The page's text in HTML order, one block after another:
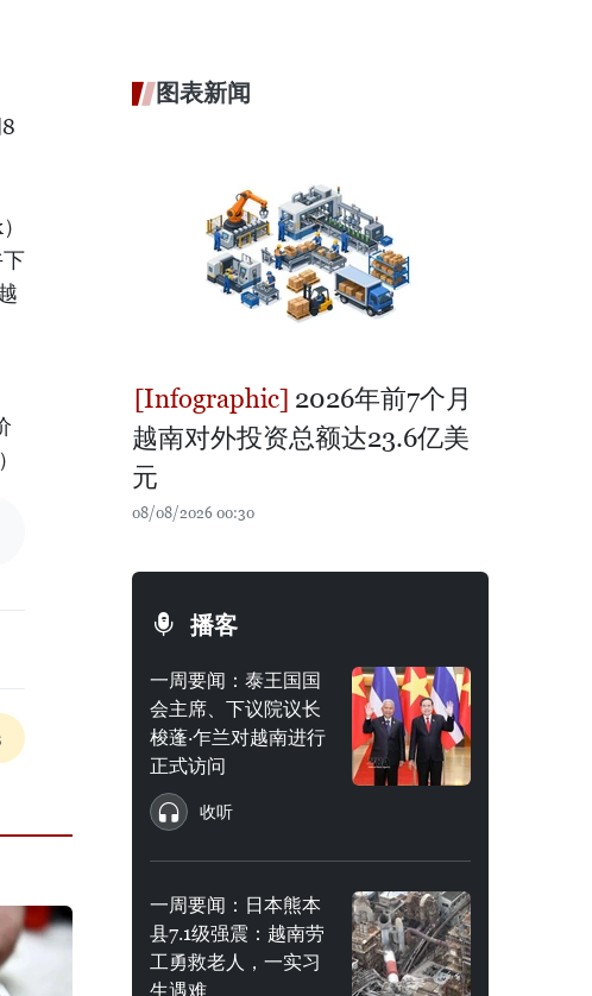
图表新闻
2026年前7个月
越南对外投资总额达23.6亿美
元
08/08/2026 00:30
播客
一周要闻：泰王国国
会主席、下议院议长
梭蓬·乍兰对越南进行
正式访问
收听
一周要闻：日本熊本
县7.1级强震：越南劳
工勇救老人，一实习
生遇难